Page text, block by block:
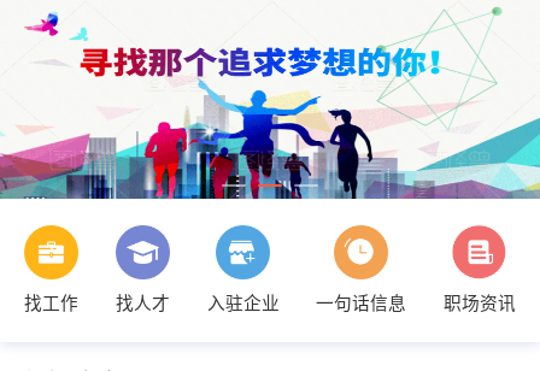
找工作 找人才 入驻企业 一句话信息 职场资讯